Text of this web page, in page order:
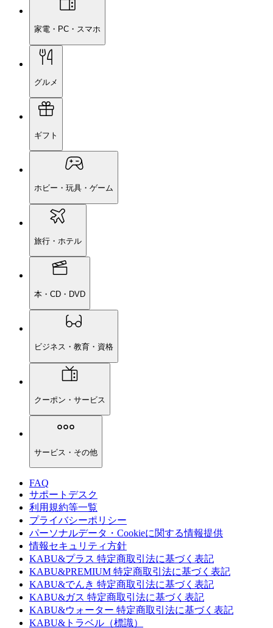
家電・PC・スマホ
グルメ
ギフト
ホビー・玩具・ゲーム
旅行・ホテル
本・CD・DVD
ビジネス・教育・資格
クーポン・サービス
サービス・その他
FAQ
サポートデスク
利用規約等一覧
プライバシーポリシー
パーソナルデータ・Cookieに関する情報提供
情報セキュリティ方針
KABU&プラス 特定商取引法に基づく表記
KABU&PREMIUM 特定商取引法に基づく表記
KABU&でんき 特定商取引法に基づく表記
KABU&ガス 特定商取引法に基づく表記
KABU&ウォーター 特定商取引法に基づく表記
KABU&トラベル（標識）